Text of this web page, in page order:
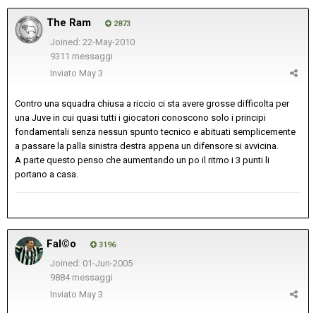
The Ram 2873
Joined: 22-May-2010
9311 messaggi
Inviato May 3
Contro una squadra chiusa a riccio ci sta avere grosse difficolta per
una Juve in cui quasi tutti i giocatori conoscono solo i principi
fondamentali senza nessun spunto tecnico e abituati semplicemente
a passare la palla sinistra destra appena un difensore si avvicina.
A parte questo penso che aumentando un po il ritmo i 3 punti li
portano a casa.
Fal©o 3196
Joined: 01-Jun-2005
9884 messaggi
Inviato May 3